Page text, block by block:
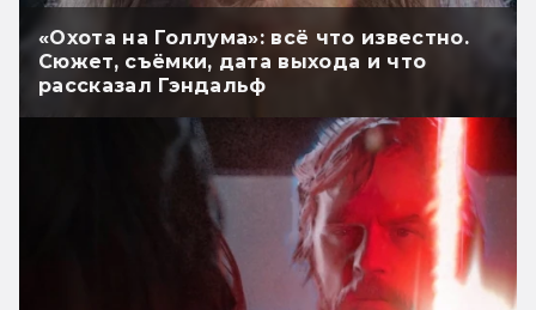
«Охота на Голлума»: всё что известно.
Сюжет, съёмки, дата выхода и что
рассказал Гэндальф